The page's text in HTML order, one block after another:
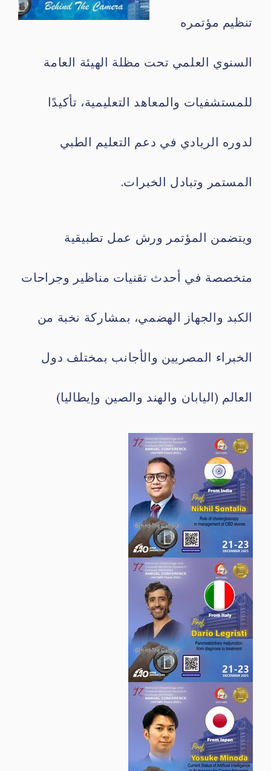
تنظيم مؤتمره
السنوي العلمي تحت مظلة الهيئة العامة
للمستشفيات والمعاهد التعليمية، تأكيدًا
لدوره الريادي في دعم التعليم الطبي
المستمر وتبادل الخبرات.
ويتضمن المؤتمر ورش عمل تطبيقية
متخصصة في أحدث تقنيات مناظير وجراحات
الكبد والجهاز الهضمي، بمشاركة نخبة من
الخبراء المصريين والأجانب بمختلف دول
العالم (اليابان والهند والصين وإيطاليا)